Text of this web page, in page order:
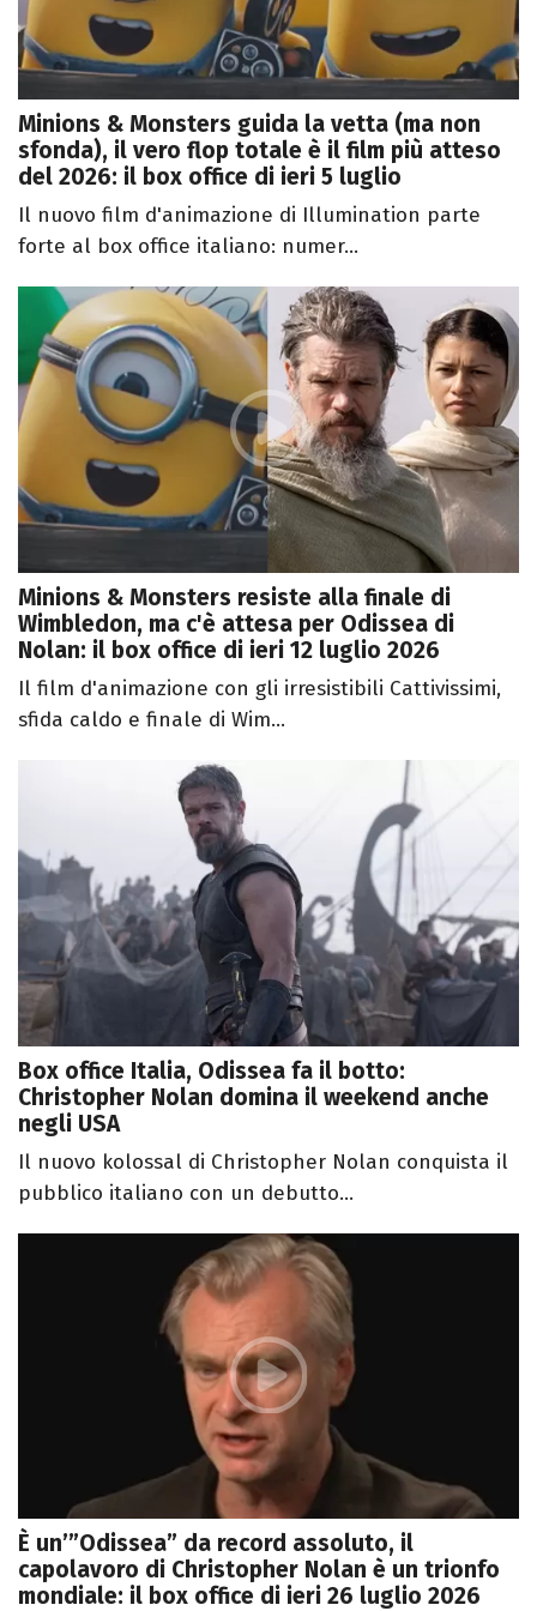
Minions & Monsters guida la vetta (ma non
sfonda), il vero flop totale è il film più atteso
del 2026: il box office di ieri 5 luglio
Il nuovo film d'animazione di Illumination parte
forte al box office italiano: numer...
Minions & Monsters resiste alla finale di
Wimbledon, ma c'è attesa per Odissea di
Nolan: il box office di ieri 12 luglio 2026
Il film d'animazione con gli irresistibili Cattivissimi,
sfida caldo e finale di Wim...
Box office Italia, Odissea fa il botto:
Christopher Nolan domina il weekend anche
negli USA
Il nuovo kolossal di Christopher Nolan conquista il
pubblico italiano con un debutto...
È un’”Odissea” da record assoluto, il
capolavoro di Christopher Nolan è un trionfo
mondiale: il box office di ieri 26 luglio 2026